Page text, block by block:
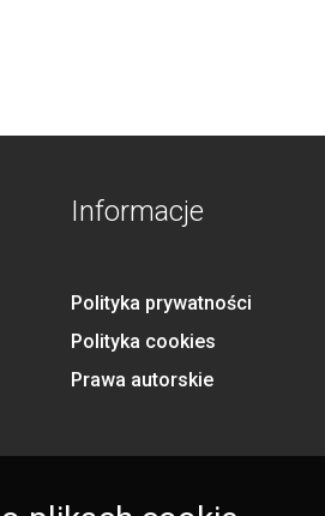
Informacje
Polityka prywatności
Polityka cookies
Prawa autorskie